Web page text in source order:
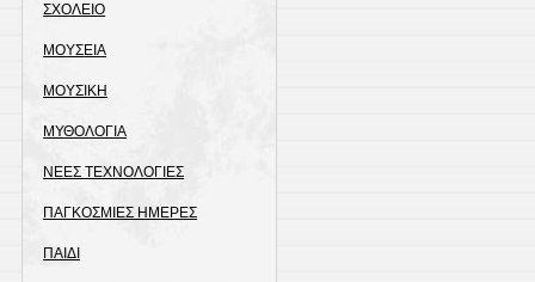
ΣΧΟΛΕΙΟ
ΜΟΥΣΕΙΑ
ΜΟΥΣΙΚΗ
ΜΥΘΟΛΟΓΙΑ
ΝΕΕΣ ΤΕΧΝΟΛΟΓΙΕΣ
ΠΑΓΚΟΣΜΙΕΣ ΗΜΕΡΕΣ
ΠΑΙΔΙ